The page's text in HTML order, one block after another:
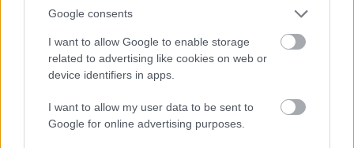
Google consents
I want to allow Google to enable storage
related to advertising like cookies on web or
device identifiers in apps.
I want to allow my user data to be sent to
Google for online advertising purposes.
Το άθλημα της μακροζωίας: Χαρίζει έως και 5
επιπλέον χρόνια ζωής